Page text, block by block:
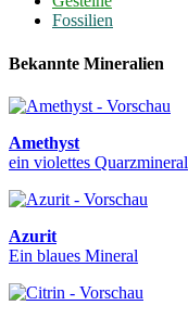
Fossilien
Bekannte Mineralien
Amethyst
ein violettes Quarzmineral
Azurit
Ein blaues Mineral